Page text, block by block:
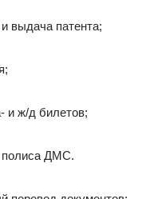
выдача патента;
и ж/д билетов;
полиса ДМС.